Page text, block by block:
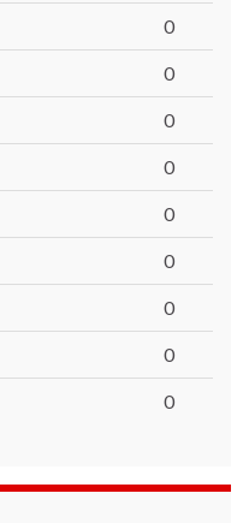
0
0
0
0
0
0
0
0
0